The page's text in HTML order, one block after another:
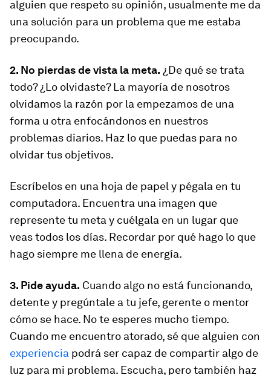
alguien que respeto su opinión, usualmente me da
una solución para un problema que me estaba
preocupando.
2. No pierdas de vista la meta. ¿De qué se trata
todo? ¿Lo olvidaste? La mayoría de nosotros
olvidamos la razón por la empezamos de una
forma u otra enfocándonos en nuestros
problemas diarios. Haz lo que puedas para no
olvidar tus objetivos.
Escríbelos en una hoja de papel y pégala en tu
computadora. Encuentra una imagen que
represente tu meta y cuélgala en un lugar que
veas todos los días. Recordar por qué hago lo que
hago siempre me llena de energía.
3. Pide ayuda. Cuando algo no está funcionando,
detente y pregúntale a tu jefe, gerente o mentor
cómo se hace. No te esperes mucho tiempo.
Cuando me encuentro atorado, sé que alguien con
experiencia podrá ser capaz de compartir algo de
luz para mi problema. Escucha, pero también haz